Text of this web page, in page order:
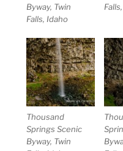
Byway, Twin
Falls, Idaho
Thousand
Springs Scenic
Byway, Twin